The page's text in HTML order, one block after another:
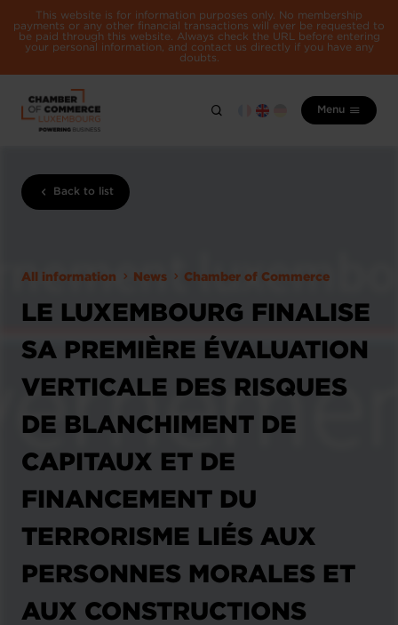
This website is for information purposes only. No membership
payments or any other financial transactions will ever be requested to
be paid through this website. Always check the URL before entering
your personal information, and contact us directly if you have any
doubts.
Menu
Back to list
All information News Chamber of Commerce
LE LUXEMBOURG FINALISE
SA PREMIÈRE ÉVALUATION
VERTICALE DES RISQUES
DE BLANCHIMENT DE
CAPITAUX ET DE
FINANCEMENT DU
TERRORISME LIÉS AUX
PERSONNES MORALES ET
AUX CONSTRUCTIONS